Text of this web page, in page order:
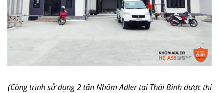
(Công trình sử dụng 2 tấn Nhôm Adler tại Thái Bình được thi